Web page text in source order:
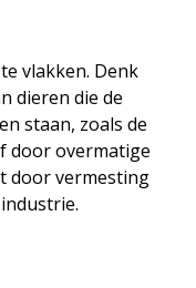
vlakken. Denk
dieren die de
staan, zoals de
door overmatige
door vermesting